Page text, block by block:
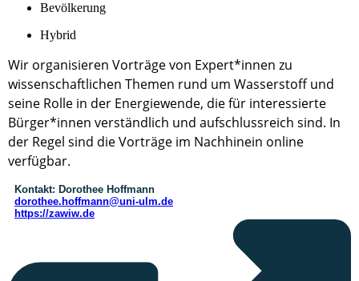
Bevölkerung
Hybrid
Wir organisieren Vorträge von Expert*innen zu
wissenschaftlichen Themen rund um Wasserstoff und
seine Rolle in der Energiewende, die für interessierte
Bürger*innen verständlich und aufschlussreich sind. In
der Regel sind die Vorträge im Nachhinein online
verfügbar.
Kontakt: Dorothee Hoffmann
dorothee.hoffmann@uni-ulm.de
https://zawiw.de